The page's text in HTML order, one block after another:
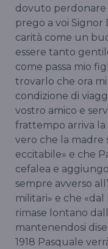
dovuto perdonare
prego a voi
carità come un
essere tanto
come passa mio
trovarlo che ora
condizione di
vostro amico e
frattempo arriva la
vero che la madre
eccitabile» e che
cefalea e
sempre avverso
militari» e che «dal
rimase lontano
mantenendosi
1918 Pasquale